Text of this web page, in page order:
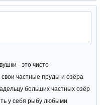
- это чисто
частные пруды и озёра
больших частных озёр
у себя рыбу любыми